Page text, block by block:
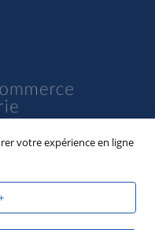
votre expérience en ligne